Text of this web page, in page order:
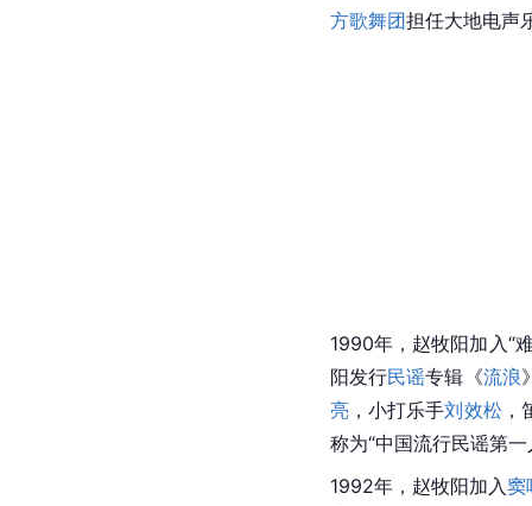
方歌舞团担任大地电声
1990年，赵牧阳加入“
阳发行民谣专辑《流浪
亮 ，小打乐手刘效松，
称为“中国流行民谣第
1992年，赵牧阳加入窦